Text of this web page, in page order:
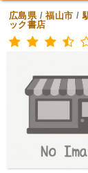
広島県/福山市 /
ック書店